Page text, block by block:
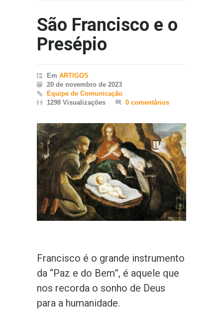
São Francisco e o
Presépio
Em ARTIGOS
20 de novembro de 2023
Equipe de Comunicação
1298 Visualizações
0 comentários
Francisco é o grande instrumento
da “Paz e do Bem”, é aquele que
nos recorda o sonho de Deus
para a humanidade.